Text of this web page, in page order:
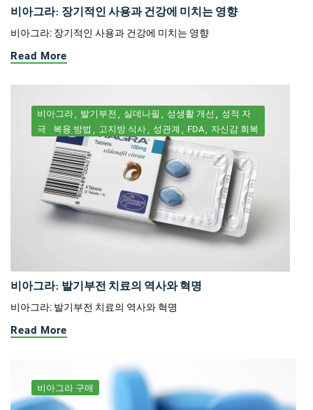
비아그라: 장기적인 사용과 건강에 미치는 영향
비아그라: 장기적인 사용과 건강에 미치는 영향
Read More
비아그라 발기부전 실데나필 성생활 개선
성적 자
극
복용 방법 고지방 식사 성관계 FDA 자신감 회복
비아그라: 발기부전 치료의 역사와 혁명
비아그라: 발기부전 치료의 역사와 혁명
Read More
비아그라 구매